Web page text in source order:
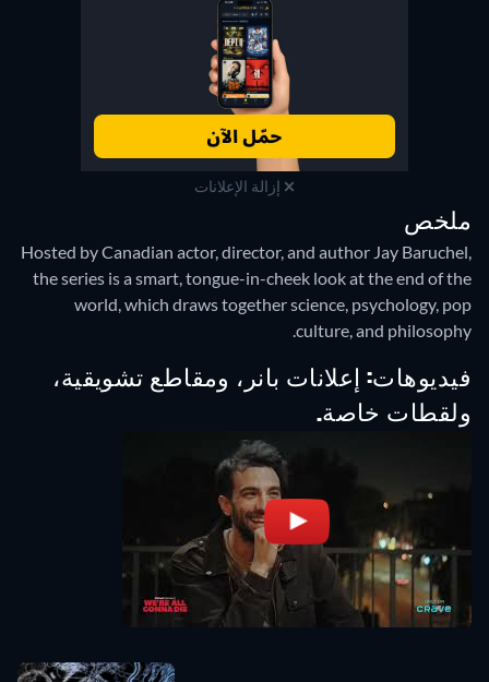
إزالة الإعلانات
ملخص
Hosted by Canadian actor, director, and author Jay Baruchel,
the series is a smart, tongue-in-cheek look at the end of the
world, which draws together science, psychology, pop
culture, and philosophy.
فيديوهات: إعلانات بانر، ومقاطع تشويقية،
ولقطات خاصة.